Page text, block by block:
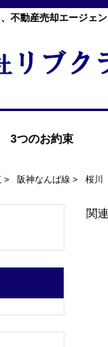
不動産売却エージェン
3つのお約束
> 阪神なんば線 > 桜川
関